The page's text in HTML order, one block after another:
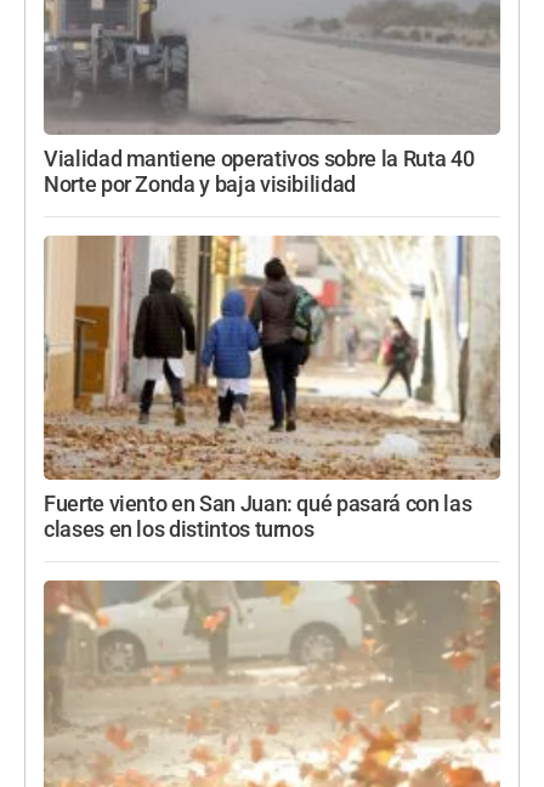
Vialidad mantiene operativos sobre la Ruta 40
Norte por Zonda y baja visibilidad
Fuerte viento en San Juan: qué pasará con las
clases en los distintos turnos